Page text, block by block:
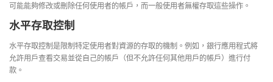
可能能夠修改或刪除任何使用者的帳戶，而一般使用者無權存取這些操作。
水平存取控制
水平存取控制是限制特定使用者對資源的存取的機制。例如，銀行應用程式將
允許用戶查看交易並從自己的帳戶（但不允許任何其他用戶的帳戶）進行付
款。